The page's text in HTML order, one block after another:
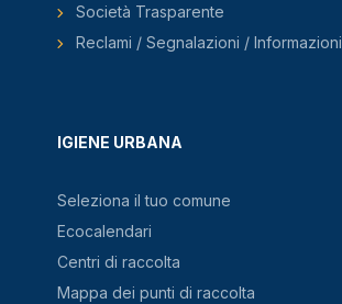
IGIENE URBANA
Seleziona il tuo comune
Ecocalendari
Centri di raccolta
Mappa dei punti di raccolta
Società Trasparente
Reclami / Segnalazioni / Informazioni